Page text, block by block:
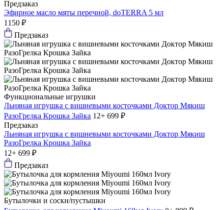
Предзаказ
Эфирное масло мяты перечной, doTERRA 5 мл
1150 ₽
Предзаказ
Функциональные игрушки
Льняная игрушка с вишневыми косточками Доктор Мякиш
РазоГрелка Крошка Зайка 12+ 699 ₽
Предзаказ
Льняная игрушка с вишневыми косточками Доктор Мякиш
РазоГрелка Крошка Зайка
12+ 699 ₽
Предзаказ
Бутылочки и соски/пустышки